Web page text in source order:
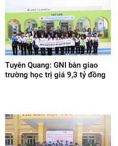
Tuyên Quang: GNI bàn giao
trường học trị giá 9,3 tỷ đồng